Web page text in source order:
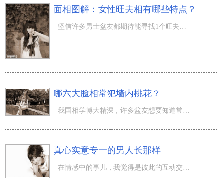
面相图解：女性旺夫相有哪些特点？
坚信许多男士盆友都期待能寻找1个旺夫的女性，那样就能对自身的工作有挺大的协助，还能确保自身之后衣食住
哪六大脸相常犯墙内桃花？
我国相学博大精深，许多盆友想要知道常犯墙内桃花的脸相到底怎样？ 接下去周易大师先从好多个层面论述，因
真心实意专一的男人长那样
在情感中的事儿，我觉得是彼此的互动交流，情感是必须相互的信赖，都是要给对方归属感的事儿，而在日常生活